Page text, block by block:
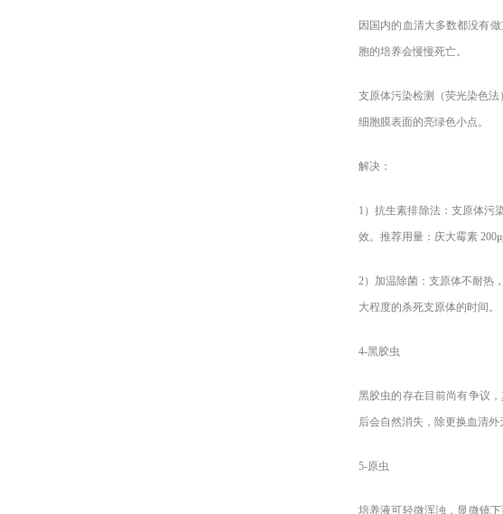
因国内的血清大多数都没有
胞的培养会慢慢死亡。
支原体污染检测（荧光染色
细胞膜表面的亮绿色小点。
解决：
1 ）抗生素排除法：支原体污
效。推荐用量：庆大霉素
2）加温除菌：支原体不耐热
大程度的杀死支原体的时间。
4-黑胶虫
黑胶虫的存在目前尚有争议
后会自然消失，除更换血清外
5-原虫
培养液可轻微浑浊，显微镜